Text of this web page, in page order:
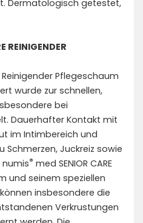
Dermatologisch getestet,
REINIGENDER
Reinigender Pflegeschaum
wurde zur schnellen,
bei
Dauerhafter Kontakt mit
im Intimbereich und
Schmerzen, Juckreiz sowie
numis® med SENIOR CARE
und seinem speziellen
können insbesondere die
Verkrustungen